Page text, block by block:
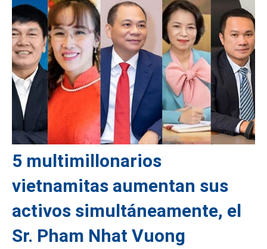
5 multimillonarios
vietnamitas aumentan sus
activos simultáneamente, el
Sr. Pham Nhat Vuong